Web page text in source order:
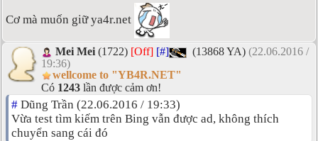
Cơ mà muốn giữ ya4r.net
Mei Mei (1722) [Off] [#] (13868 YA) (22.06.2016 /
19:36)
wellcome to "YB4R.NET"
Có 1243 lần được cảm ơn!
# Dũng Trần (22.06.2016 / 19:33)
Vừa test tìm kiếm trên Bing vẫn được ad, không thích
chuyển sang cái đó